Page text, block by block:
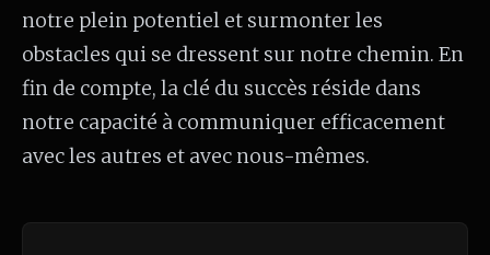
notre plein potentiel et surmonter les
obstacles qui se dressent sur notre chemin. En
fin de compte, la clé du succès réside dans
notre capacité à communiquer efficacement
avec les autres et avec nous-mêmes.